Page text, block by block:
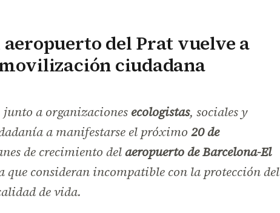
del Prat vuelve a
ciudadana
junto a organizaciones ecologistas, sociales y
a manifestarse el próximo 20 de
de crecimiento delaeropuerto de Barcelona-El
consideran incompatible con la protección del
de vida.